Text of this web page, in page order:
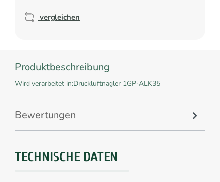
vergleichen
Produktbeschreibung
Wird verarbeitet in:Druckluftnagler 1GP-ALK35
Bewertungen
TECHNISCHE DATEN